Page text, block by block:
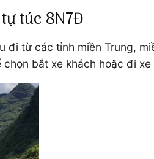
túc 8N7Đ
từ các tỉnh miền Trung,
bắt xe khách hoặc đi xe